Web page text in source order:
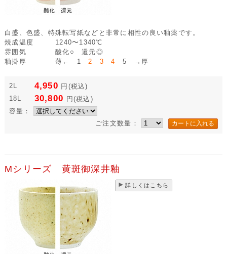
白盛、色盛、特殊転写紙などと非常に相性の良い釉薬です。
焼成温度
1240〜1340℃
雰囲気
酸化○ 還元◎
釉掛厚
薄← 12 3 4 5 →厚
2L 4,950 円 (税込)
18L
30,800 円 (税込)
容量：
ご注文数量：
Mシリーズ 黄斑御深井釉
詳しくはこちら